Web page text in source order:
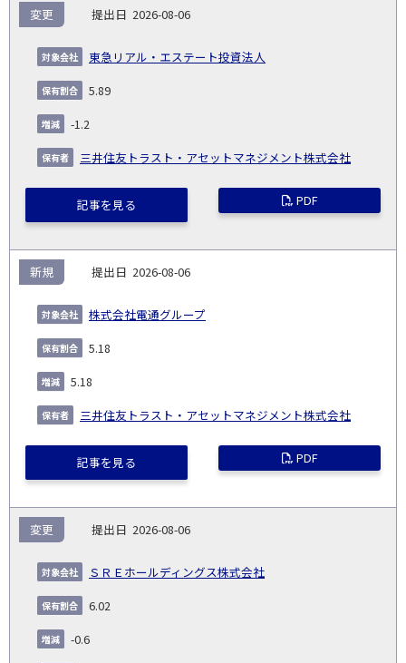
2026-08-06
東急リアル・エステート投資法人
変更
5.89
-1.2
三井住友トラスト・アセットマネジメント株式会社
記事を見る PDF
2026-08-06
株式会社電通グループ
新規
5.18
5.18
三井住友トラスト・アセットマネジメント株式会社
記事を見る PDF
2026-08-06
ＳＲＥホールディングス株式会社
変更
6.02
-0.6